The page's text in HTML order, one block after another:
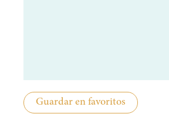
Guardar en favoritos